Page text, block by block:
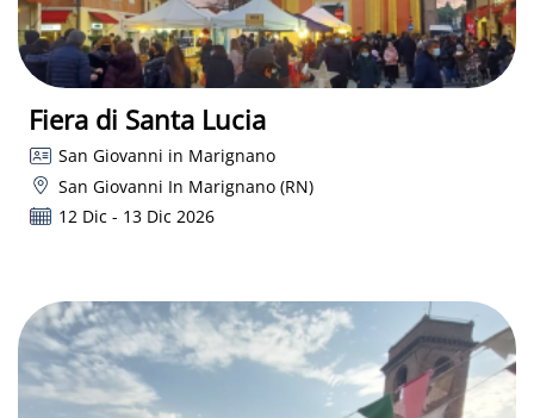
Fiera di Santa Lucia
San Giovanni in Marignano
San Giovanni In Marignano (RN)
12 Dic - 13 Dic 2026